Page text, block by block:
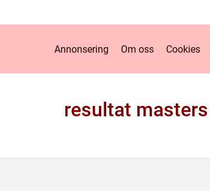
Annonsering Om oss Cookies
resultat